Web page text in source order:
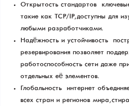
Открытость стандартов —
такие как TCP/IP, доступны для
любыми разработчиками.
Надёжность и устойчивость —
резервирования позволяет
работоспособность сети даже
отдельных её элементов.
Глобальность — интернет
всех стран и регионов мира,